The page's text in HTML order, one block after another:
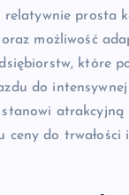
relatywnie prosta
możliwość
które
do
atrakcyjną
ceny do trwałości